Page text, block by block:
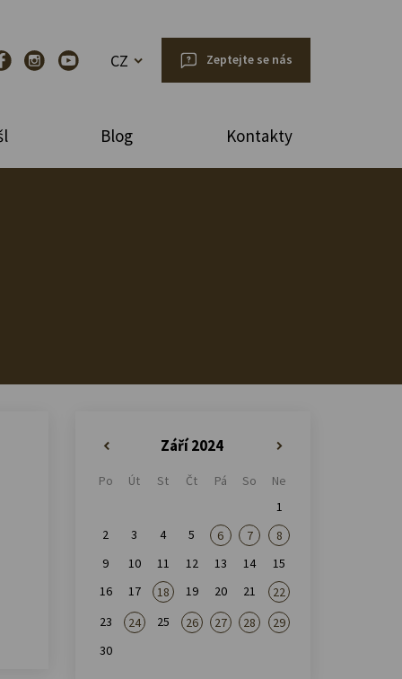
CZ Zeptejte se nás
Blog Kontakty
Září 2024
Po Út St Čt Pá So
Ne
1
2
3 4 5 6 7
8
9
10 11 12 13 14
15
16
17 18 19 20 21
22
23
24 25 26 27 28
29
30